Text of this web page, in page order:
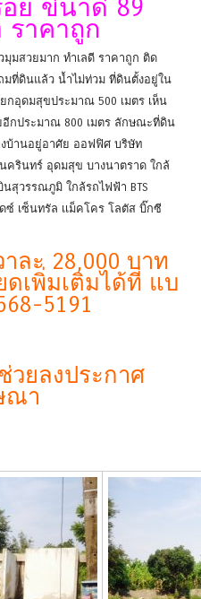
ย ขนาด 89
ราคาถูก
มสวยมาก ทำเลดี ราคาถูก ติด
มที่ดินแล้ว น้ำไม่ท่วม ที่ดินตั้งอยู่ใน
กอุดมสุขประมาณ 500 เมตร เห็น
อีกประมาณ 800 เมตร ลักษณะที่ดิน
งบ้านอยู่อาศัย ออฟฟิศ บริษัท
ครินทร์ อุดมสุข บางนาตราด ใกล้
สุวรรณภูมิ ใกล้รถไฟฟ้า BTS
เซ็นทรัล เเม็คโคร โลตัส บิ๊กซี
ละ 28,000 บาท
ดเพิ่มเติมได้ที่ แบ
5191
ยลงประกาศ
ณา